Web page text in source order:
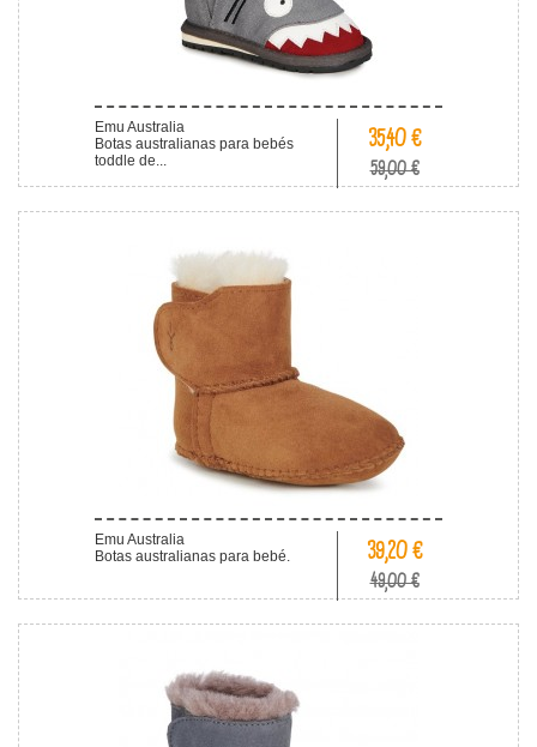
Emu Australia
Botas australianas para bebés
toddle de...
35,40 €
59,00 €
Emu Australia
Botas australianas para bebé.
39,20 €
49,00 €